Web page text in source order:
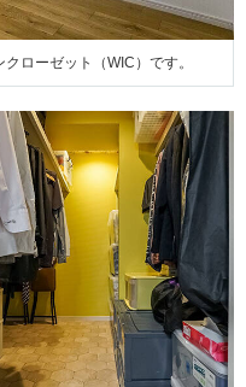
ローゼット（WIC）です。